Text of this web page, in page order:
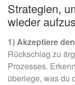
Strategien,
wieder
1) Akzeptiere
Rückschlag zu
Prozesses.
überlege, was du